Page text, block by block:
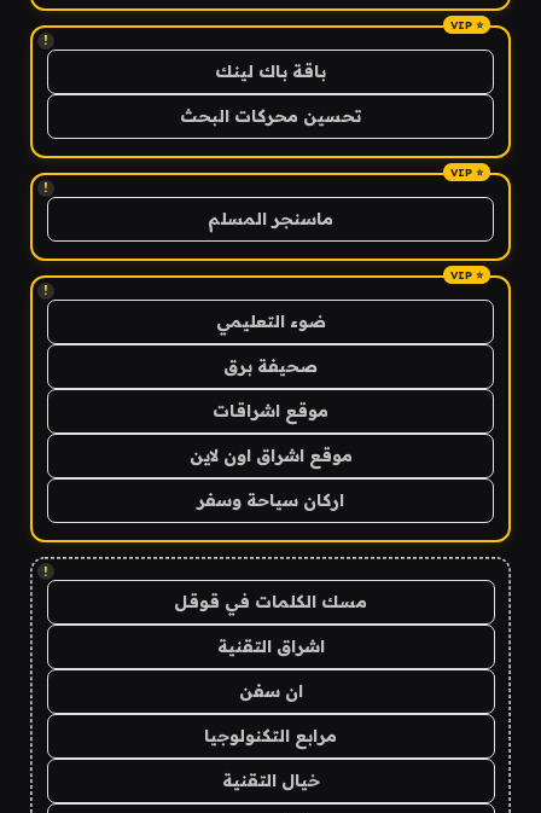
!
باقة باك لينك
تحسين محركات البحث
!
ماسنجر المسلم
!
ضوء التعليمي
صحيفة برق
موقع اشراقات
موقع اشراق اون لاين
اركان سياحة وسفر
!
مسك الكلمات في قوقل
اشراق التقنية
ان سفن
مرابع التكنولوجيا
خيال التقنية